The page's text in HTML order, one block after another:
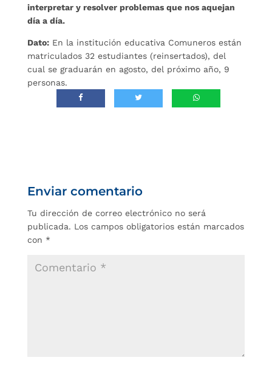
interpretar y resolver problemas que nos aquejan
día a día.
Dato:En la institución educativa Comuneros están
matriculados 32 estudiantes (reinsertados), del
cual se graduarán en agosto, del próximo año, 9
personas.
Enviar comentario
Tu dirección de correo electrónico no será
publicada. Los campos obligatorios están marcados
con *